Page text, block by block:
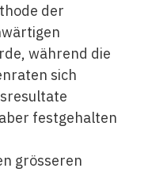
der
während die
sich
festgehalten
grösseren